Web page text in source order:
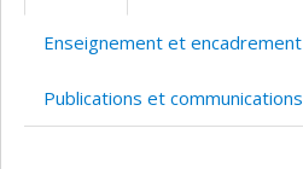
Enseignement et encadrement
Publications et communications